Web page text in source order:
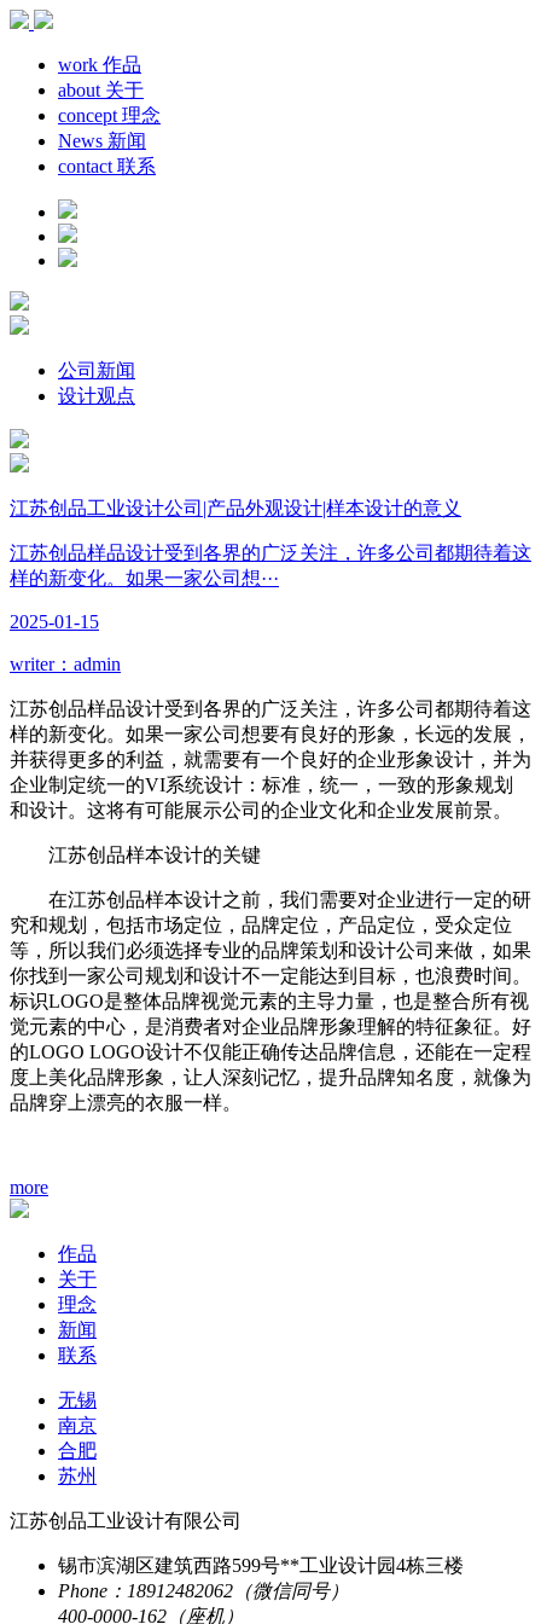
work 作品
about 关于
concept 理念
News 新闻
contact 联系
公司新闻
设计观点
江苏创品工业设计公司|产品外观设计|样本设计的意义
江苏创品样品设计受到各界的广泛关注，许多公司都期待着这
样的新变化。如果一家公司想···
2025-01-15
writer：admin
江苏创品样品设计受到各界的广泛关注，许多公司都期待着这
样的新变化。如果一家公司想要有良好的形象，长远的发展，
并获得更多的利益，就需要有一个良好的企业形象设计，并为
企业制定统一的VI系统设计：标准，统一，一致的形象规划
和设计。这将有可能展示公司的企业文化和企业发展前景。
江苏创品样本设计的关键
在江苏创品样本设计之前，我们需要对企业进行一定的研
究和规划，包括市场定位，品牌定位，产品定位，受众定位
等，所以我们必须选择专业的品牌策划和设计公司来做，如果
你找到一家公司规划和设计不一定能达到目标，也浪费时间。
标识LOGO是整体品牌视觉元素的主导力量，也是整合所有视
觉元素的中心，是消费者对企业品牌形象理解的特征象征。好
的LOGO LOGO设计不仅能正确传达品牌信息，还能在一定程
度上美化品牌形象，让人深刻记忆，提升品牌知名度，就像为
品牌穿上漂亮的衣服一样。
more
作品
关于
理念
新闻
联系
无锡
南京
合肥
苏州
江苏创品工业设计有限公司
锡市滨湖区建筑西路599号**工业设计园4栋三楼
Phone：18912482062（微信同号）
400-0000-162（座机）